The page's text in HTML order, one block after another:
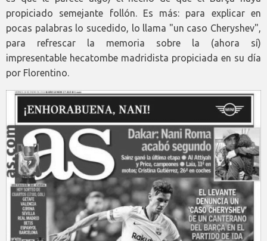
propiciado semejante follón. Es más: para explicar en
pocas palabras lo sucedido, lo llama "un caso Cheryshev",
para refrescar la memoria sobre la (ahora sí)
impresentable hecatombe madridista propiciada en su día
por Florentino.